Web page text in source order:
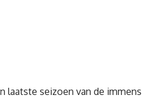
laatste seizoen van de immens